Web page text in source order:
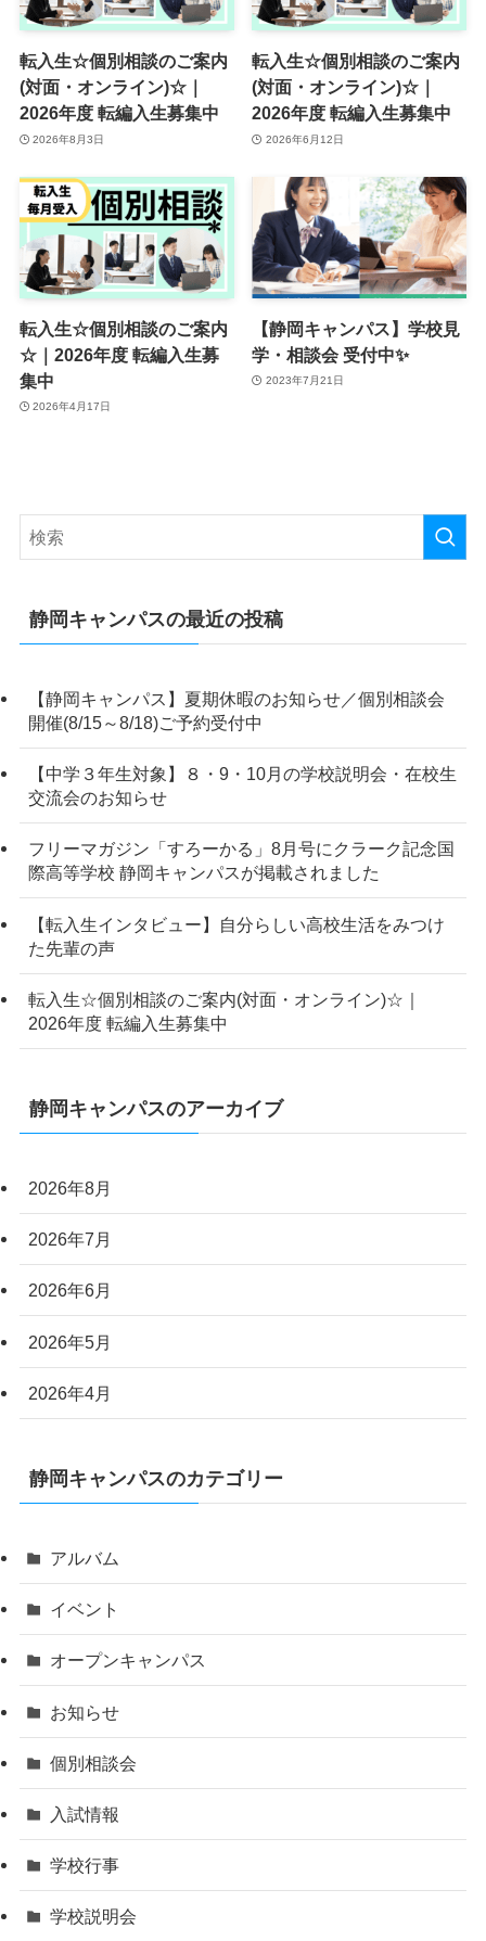
転入生☆個別相談のご案内
(対面・オンライン)☆｜
2026年度 転編入生募集中
2026年8月3日
転入生☆個別相談のご案内
(対面・オンライン)☆｜
2026年度 転編入生募集中
2026年6月12日
転入生☆個別相談のご案内
☆｜2026年度 転編入生募
集中
2026年4月17日
【静岡キャンパス】学校見
学・相談会 受付中✨
2023年7月21日
静岡キャンパスの最近の投稿
【静岡キャンパス】夏期休暇のお知らせ／個別相談会
開催(8/15～8/18)ご予約受付中
【中学３年生対象】８・9・10月の学校説明会・在校生
交流会のお知らせ
フリーマガジン「すろーかる」8月号にクラーク記念国
際高等学校 静岡キャンパスが掲載されました
【転入生インタビュー】自分らしい高校生活をみつけ
た先輩の声
転入生☆個別相談のご案内(対面・オンライン)☆｜
2026年度 転編入生募集中
静岡キャンパスのアーカイブ
2026年8月
2026年7月
2026年6月
2026年5月
2026年4月
静岡キャンパスのカテゴリー
アルバム
イベント
オープンキャンパス
お知らせ
個別相談会
入試情報
学校行事
学校説明会